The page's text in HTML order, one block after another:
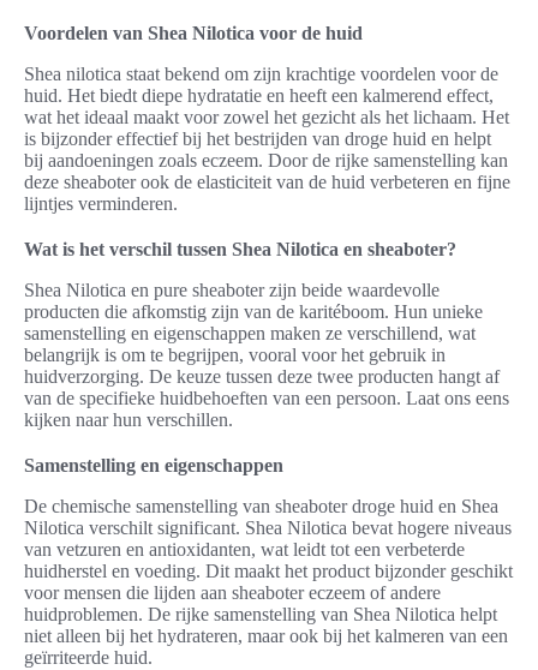
Voordelen van Shea Nilotica voor de huid
Shea nilotica staat bekend om zijn krachtige voordelen voor de
huid. Het biedt diepe hydratatie en heeft een kalmerend effect,
wat het ideaal maakt voor zowel het gezicht als het lichaam. Het
is bijzonder effectief bij het bestrijden van droge huid en helpt
bij aandoeningen zoals eczeem. Door de rijke samenstelling kan
deze sheaboter ook de elasticiteit van de huid verbeteren en fijne
lijntjes verminderen.
Wat is het verschil tussen Shea Nilotica en sheaboter?
Shea Nilotica en pure sheaboter zijn beide waardevolle
producten die afkomstig zijn van de karitéboom. Hun unieke
samenstelling en eigenschappen maken ze verschillend, wat
belangrijk is om te begrijpen, vooral voor het gebruik in
huidverzorging. De keuze tussen deze twee producten hangt af
van de specifieke huidbehoeften van een persoon. Laat ons eens
kijken naar hun verschillen.
Samenstelling en eigenschappen
De chemische samenstelling van sheaboter droge huid en Shea
Nilotica verschilt significant. Shea Nilotica bevat hogere niveaus
van vetzuren en antioxidanten, wat leidt tot een verbeterde
huidherstel en voeding. Dit maakt het product bijzonder geschikt
voor mensen die lijden aan sheaboter eczeem of andere
huidproblemen. De rijke samenstelling van Shea Nilotica helpt
niet alleen bij het hydrateren, maar ook bij het kalmeren van een
geïrriteerde huid.